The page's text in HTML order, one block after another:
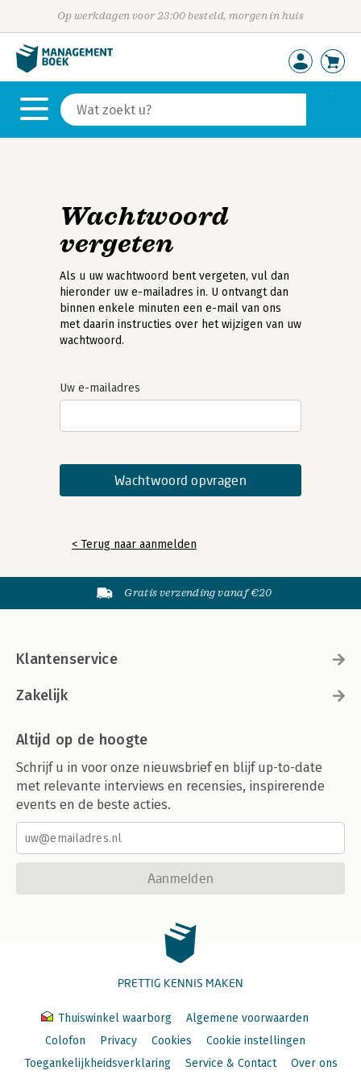
Op werkdagen voor 23:00 besteld, morgen in huis
Wachtwoord
vergeten
Als u uw wachtwoord bent vergeten, vul dan
hieronder uw e-mailadres in. U ontvangt dan
binnen enkele minuten een e-mail van ons
met daarin instructies over het wijzigen van uw
wachtwoord.
Uw e-mailadres
< Terug naar aanmelden
Gratis verzending vanaf €20
Klantenservice
Zakelijk
Altijd op de hoogte
Schrijf u in voor onze nieuwsbrief en blijf up-to-date
met relevante interviews en recensies, inspirerende
events en de beste acties.
Aanmelden
PRETTIG KENNIS MAKEN
Thuiswinkel waarborg
Algemene voorwaarden
Colofon
Privacy Cookies
Cookie instellingen
Toegankelijkheidsverklaring
Service & Contact Over ons